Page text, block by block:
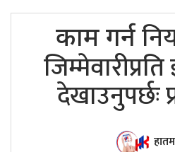
काम गर्न
देखाउनुपर्छः